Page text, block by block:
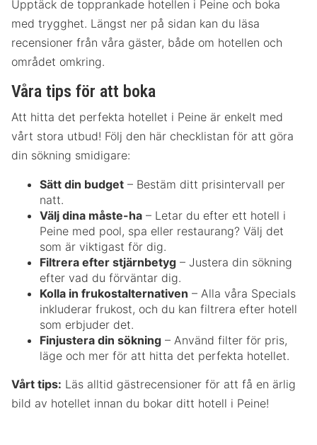
Upptäck de topprankade hotellen i Peine och boka
med trygghet. Längst ner på sidan kan du läsa
recensioner från våra gäster, både om hotellen och
området omkring.
Våra tips för att boka
Att hitta det perfekta hotellet i Peine är enkelt med
vårt stora utbud! Följ den här checklistan för att göra
din sökning smidigare:
Sätt din budget – Bestäm ditt prisintervall per
natt.
Välj dina måste-ha – Letar du efter ett hotell i
Peine med pool, spa eller restaurang? Välj det
som är viktigast för dig.
Filtrera efter stjärnbetyg – Justera din sökning
efter vad du förväntar dig.
Kolla in frukostalternativen – Alla våra Specials
inkluderar frukost, och du kan filtrera efter hotell
som erbjuder det.
Finjustera din sökning – Använd filter för pris,
läge och mer för att hitta det perfekta hotellet.
Vårt tips: Läs alltid gästrecensioner för att få en ärlig
bild av hotellet innan du bokar ditt hotell i Peine!